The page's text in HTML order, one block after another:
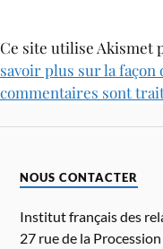
Ce site utilise Akismet
savoir plus sur la façon
commentaires sont
NOUS CONTACTER
Institut français des
27 rue de la Procession